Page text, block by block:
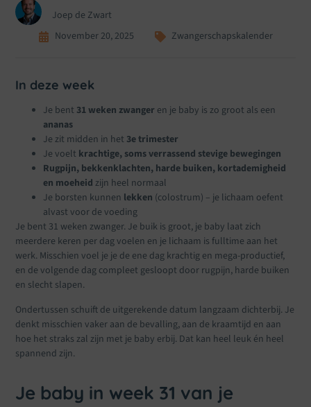
Joep de Zwart
November 20, 2025
Zwangerschapskalender
In deze week
Je bent 31 weken zwanger en je baby is zo groot als een
ananas
Je zit midden in het 3e trimester
Je voelt krachtige, soms verrassend stevige bewegingen
Rugpijn, bekkenklachten, harde buiken, kortademigheid
en moeheid zijn heel normaal
Je borsten kunnen lekken (colostrum) – je lichaam oefent
alvast voor de voeding
Je bent 31 weken zwanger. Je buik is groot, je baby laat zich
meerdere keren per dag voelen en je lichaam is fulltime aan het
werk. Misschien voel je je de ene dag krachtig en mega-productief,
en de volgende dag compleet gesloopt door rugpijn, harde buiken
en slecht slapen.
Ondertussen schuift de uitgerekende datum langzaam dichterbij. Je
denkt misschien vaker aan de bevalling, aan de kraamtijd en aan
hoe het straks zal zijn met je baby erbij. Dat kan heel leuk én heel
spannend zijn.
Je baby in week 31 van je